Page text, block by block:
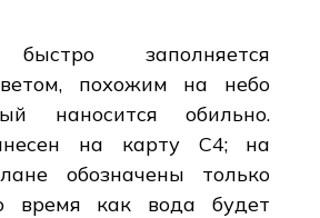
заполняется
похожим на небо
наносится обильно.
на карту С4; на
обозначены только
время как вода будет